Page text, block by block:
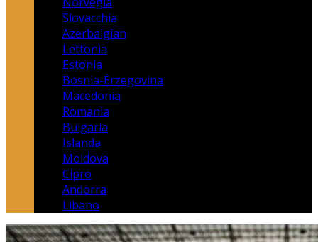
Slovacchia
Azerbaigian
Lettonia
Estonia
Bosnia-Erzegovina
Macedonia
Romania
Bulgaria
Islanda
Moldova
Cipro
Andorra
Libano